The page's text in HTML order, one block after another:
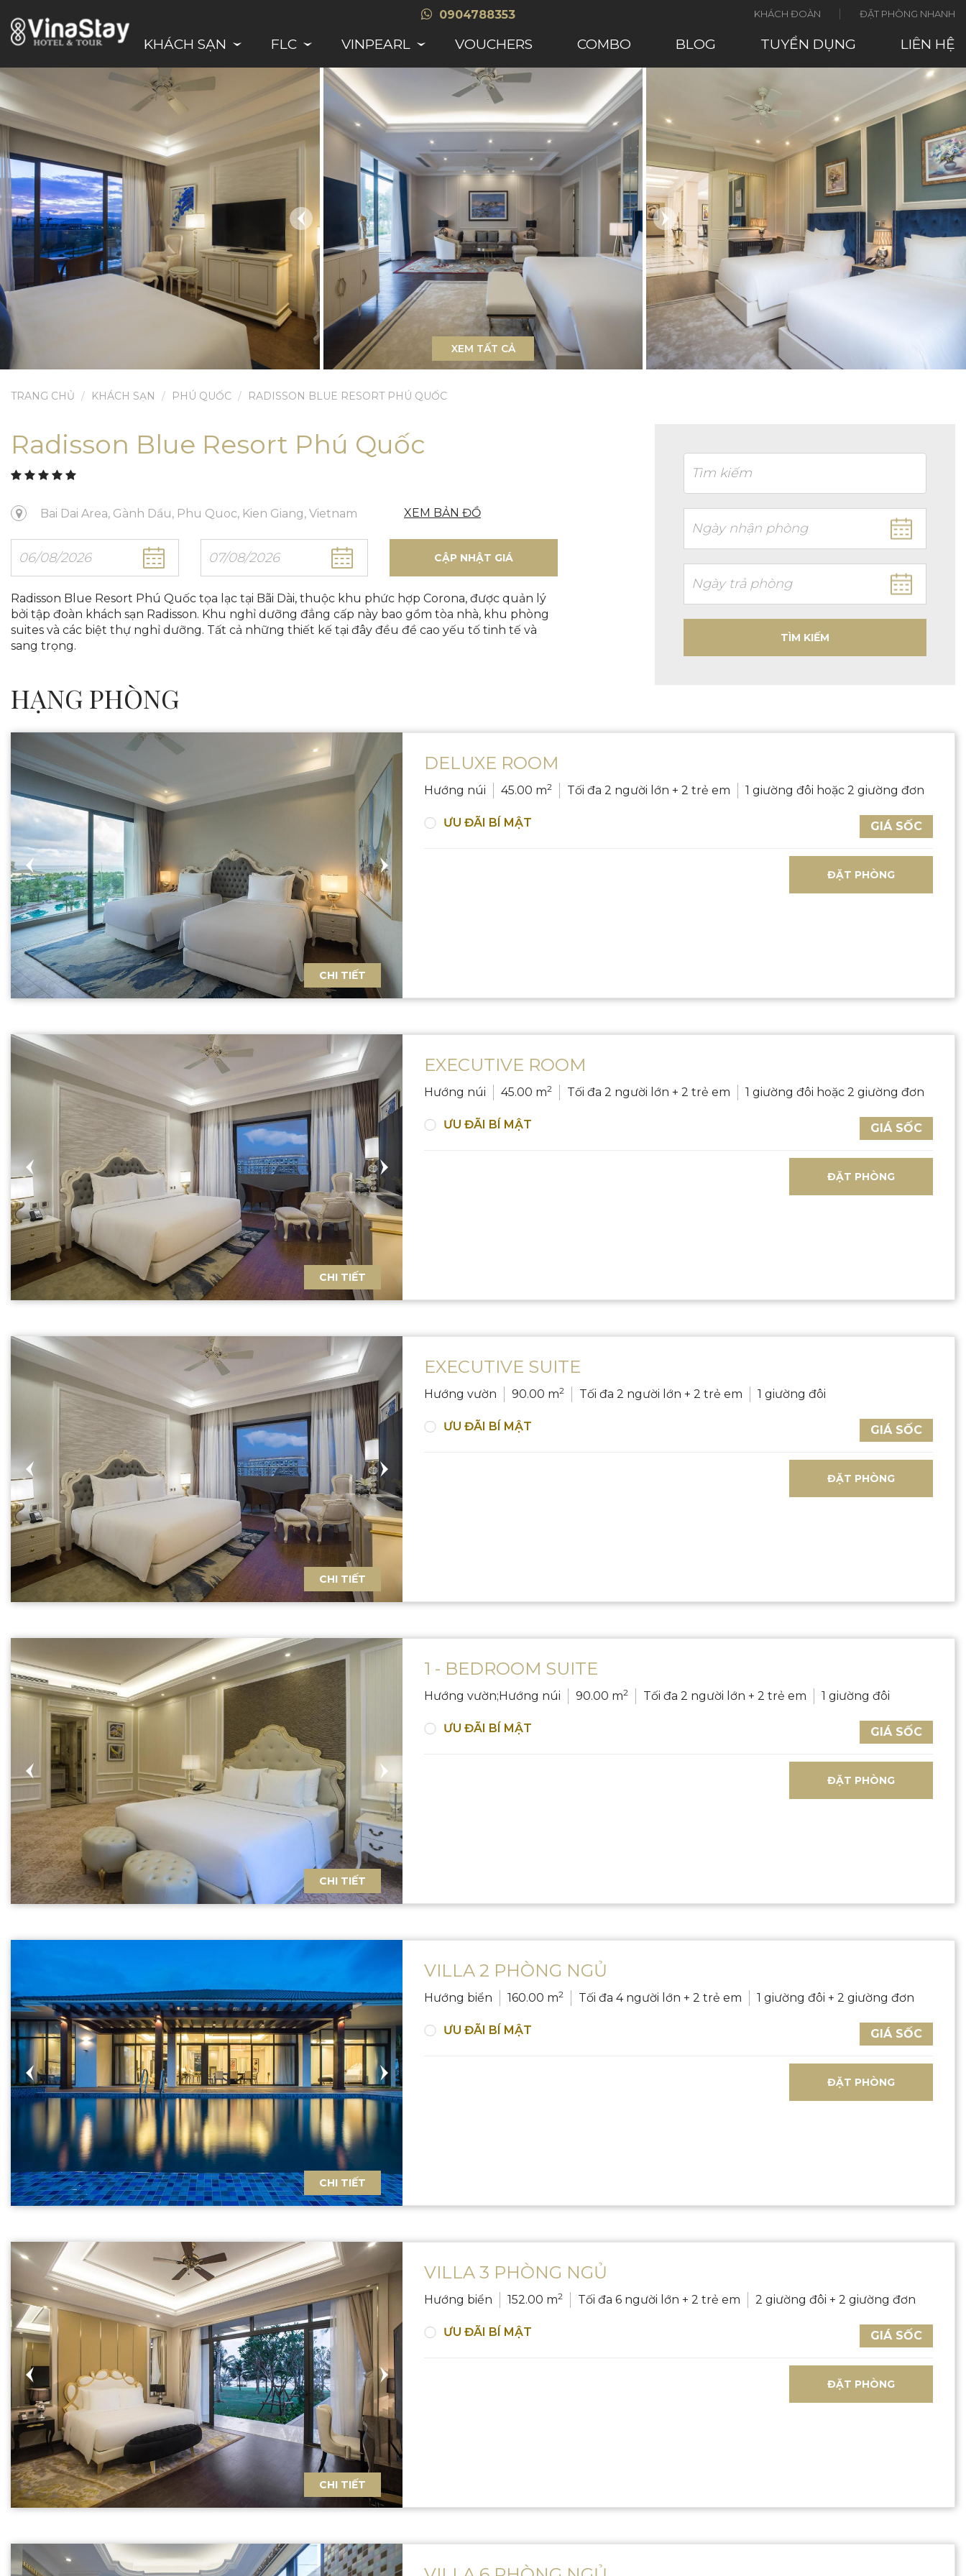
0904788353 KHÁCH ĐOÀN ĐẶT PHÒNG NHANH
KHÁCH SẠN FLC VINPEARL VOUCHERS COMBO BLOG TUYỂN DỤNG LIÊN HỆ
XEM TẤT CẢ
TRANG CHỦ KHÁCH SẠN PHÚ QUỐC RADISSON BLUE RESORT PHÚ QUỐC
Radisson Blue Resort Phú Quốc
Bai Dai Area, Gành Dầu, Phu Quoc, Kien Giang, Vietnam XEM BẢN ĐỒ
CẬP NHẬT GIÁ
Radisson Blue Resort Phú Quốc tọa lạc tại Bãi Dài, thuộc khu phức hợp Corona, được quản lý
bởi tập đoàn khách sạn Radisson. Khu nghỉ dưỡng đẳng cấp này bao gồm tòa nhà, khu phòng
suites và các biệt thự nghỉ dưỡng. Tất cả những thiết kế tại đây đều đề cao yếu tố tinh tế và
sang trọng.
TÌM KIẾM
HẠNG PHÒNG
CHI TIẾT
DELUXE ROOM
Hướng núi 45.00 m2 Tối đa 2 người lớn + 2 trẻ em 1 giường đôi hoặc 2 giường đơn
ƯU ĐÃI BÍ MẬT GIÁ SỐC
ĐẶT PHÒNG
CHI TIẾT
EXECUTIVE ROOM
Hướng núi 45.00 m2 Tối đa 2 người lớn + 2 trẻ em 1 giường đôi hoặc 2 giường đơn
ƯU ĐÃI BÍ MẬT GIÁ SỐC
ĐẶT PHÒNG
CHI TIẾT
EXECUTIVE SUITE
Hướng vườn 90.00 m2 Tối đa 2 người lớn + 2 trẻ em 1 giường đôi
ƯU ĐÃI BÍ MẬT GIÁ SỐC
ĐẶT PHÒNG
CHI TIẾT
1 - BEDROOM SUITE
Hướng vườn;Hướng núi 90.00 m2 Tối đa 2 người lớn + 2 trẻ em 1 giường đôi
ƯU ĐÃI BÍ MẬT GIÁ SỐC
ĐẶT PHÒNG
CHI TIẾT
VILLA 2 PHÒNG NGỦ
Hướng biển 160.00 m2 Tối đa 4 người lớn + 2 trẻ em 1 giường đôi + 2 giường đơn
ƯU ĐÃI BÍ MẬT GIÁ SỐC
ĐẶT PHÒNG
CHI TIẾT
VILLA 3 PHÒNG NGỦ
Hướng biển 152.00 m2 Tối đa 6 người lớn + 2 trẻ em 2 giường đôi + 2 giường đơn
ƯU ĐÃI BÍ MẬT GIÁ SỐC
ĐẶT PHÒNG